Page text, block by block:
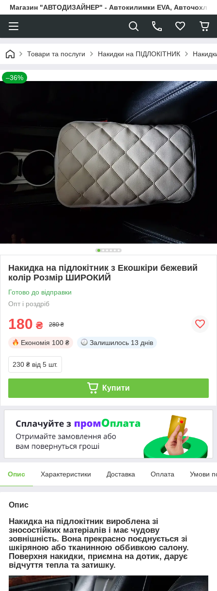
Магазин "АВТОДИЗАЙНЕР" - Автокилимки EVA, Авточохли,
Товари та послуги Накидки на ПІДЛОКІТНИК
–36%
Накидка на підлокітник з Екошкіри бежевий
колір Розмір ШИРОКИЙ
Готово до відправки
Опт і роздріб
180 ₴ 280 ₴
Економія 100 ₴ Залишилось 13 днів
230 ₴ від 5 шт.
Купити
Опис Характеристики Доставка Оплата Умови
Опис
Накидка на підлокітник вироблена зі
зносостійких матеріалів і має чудову
зовнішність. Вона прекрасно поєднується зі
шкіряною або тканинною оббивкою салону.
Поверхня накидки, приємна на дотик, дарує
відчуття тепла та затишку.